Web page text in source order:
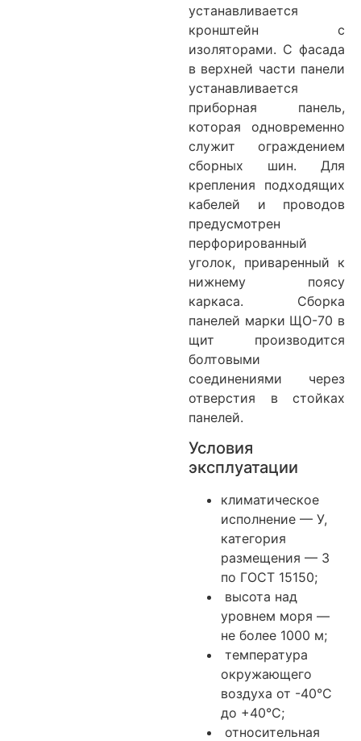
устанавливается
кронштейн с
изоляторами. С фасада
в верхней части панели
устанавливается
приборная панель,
которая одновременно
служит ограждением
сборных шин. Для
крепления подходящих
кабелей и проводов
предусмотрен
перфорированный
уголок, приваренный к
нижнему поясу
каркаса. Сборка
панелей марки ЩО-70 в
щит производится
болтовыми
соединениями через
отверстия в стойках
панелей.
Условия
эксплуатации
климатическое
исполнение — У,
категория
размещения — 3
по ГОСТ 15150;
высота над
уровнем моря —
не более 1000 м;
температура
окружающего
воздуха от -40°С
до +40°С;
относительная